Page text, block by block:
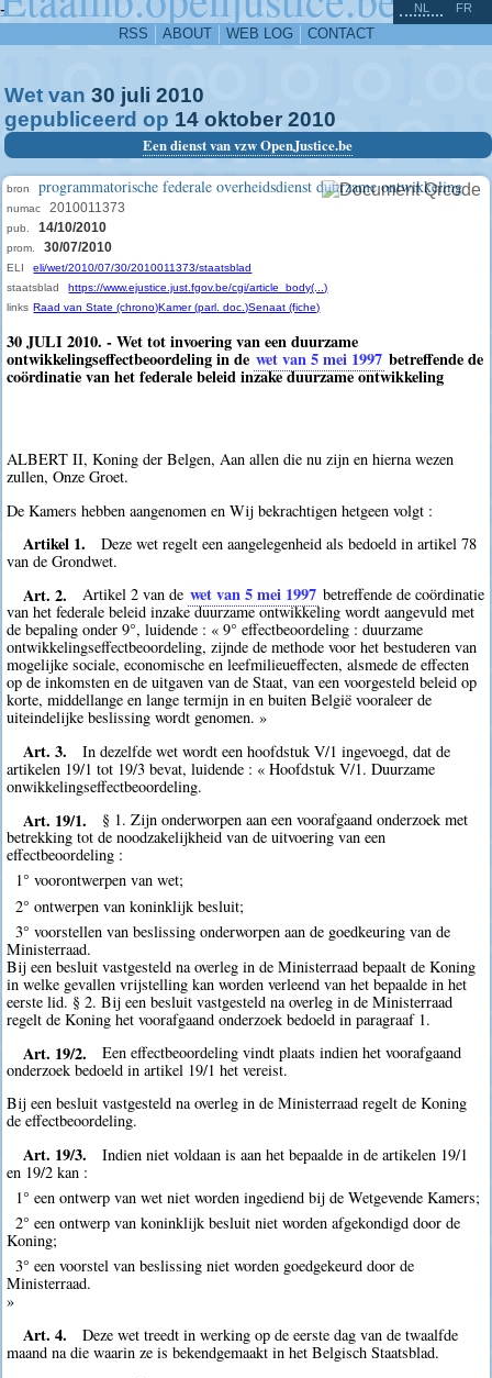
-
RSS ABOUT WEB LOG CONTACT
NL FR
Wet van 30 juli 2010
gepubliceerd op 14 oktober 2010
Een dienst van vzw OpenJustice.be
bron programmatorische federale overheidsdienst duurzame ontwikkeling
numac 2010011373
pub. 14/10/2010
prom. 30/07/2010
ELI
eli/wet/2010/07/30/2010011373/staatsblad
staatsblad
https://www.ejustice.just.fgov.be/cgi/article_body(...)
links Raad van State (chrono)Kamer (parl. doc.)Senaat (fiche)
30 JULI 2010. - Wet tot invoering van een duurzame
ontwikkelingseffectbeoordeling in de wet van 5 mei 1997 betreffende de
coördinatie van het federale beleid inzake duurzame ontwikkeling
ALBERT II, Koning der Belgen, Aan allen die nu zijn en hierna wezen
zullen, Onze Groet.
De Kamers hebben aangenomen en Wij bekrachtigen hetgeen volgt :
Artikel 1.
Deze wet regelt een aangelegenheid als bedoeld in artikel 78
van de Grondwet.
Art. 2. Artikel 2 van de wet van 5 mei 1997 betreffende de coördinatie
van het federale beleid inzake duurzame ontwikkeling wordt aangevuld met
de bepaling onder 9°, luidende : « 9° effectbeoordeling : duurzame
ontwikkelingseffectbeoordeling, zijnde de methode voor het bestuderen van
mogelijke sociale, economische en leefmilieueffecten, alsmede de effecten
op de inkomsten en de uitgaven van de Staat, van een voorgesteld beleid op
korte, middellange en lange termijn in en buiten België vooraleer de
uiteindelijke beslissing wordt genomen. »
Art. 3.
In dezelfde wet wordt een hoofdstuk V/1 ingevoegd, dat de
artikelen 19/1 tot 19/3 bevat, luidende : « Hoofdstuk V/1. Duurzame
onwikkelingseffectbeoordeling.
Art. 19/1.
§ 1. Zijn onderworpen aan een voorafgaand onderzoek met
betrekking tot de noodzakelijkheid van de uitvoering van een
effectbeoordeling :
1° voorontwerpen van wet;
2° ontwerpen van koninklijk besluit;
3° voorstellen van beslissing onderworpen aan de goedkeuring van de
Ministerraad.
Bij een besluit vastgesteld na overleg in de Ministerraad bepaalt de Koning
in welke gevallen vrijstelling kan worden verleend van het bepaalde in het
eerste lid. § 2. Bij een besluit vastgesteld na overleg in de Ministerraad
regelt de Koning het voorafgaand onderzoek bedoeld in paragraaf 1.
Art. 19/2.
Een effectbeoordeling vindt plaats indien het voorafgaand
onderzoek bedoeld in artikel 19/1 het vereist.
Bij een besluit vastgesteld na overleg in de Ministerraad regelt de Koning
de effectbeoordeling.
Art. 19/3.
Indien niet voldaan is aan het bepaalde in de artikelen 19/1
en 19/2 kan :
1° een ontwerp van wet niet worden ingediend bij de Wetgevende Kamers;
2° een ontwerp van koninklijk besluit niet worden afgekondigd door de
Koning;
3° een voorstel van beslissing niet worden goedgekeurd door de
Ministerraad.
»
Art. 4.
Deze wet treedt in werking op de eerste dag van de twaalfde
maand na die waarin ze is bekendgemaakt in het Belgisch Staatsblad.
^